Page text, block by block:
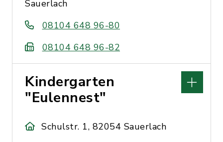
Sauerlach
08104 648 96-80
08104 648 96-82
Kindergarten
"Eulennest"
Schulstr. 1, 82054 Sauerlach